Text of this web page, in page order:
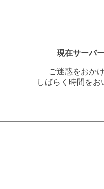
現在サーバ
ご迷惑をおか
しばらく時間を